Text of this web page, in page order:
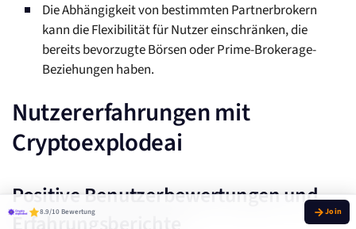
Die Abhängigkeit von bestimmten Partnerbrokern
kann die Flexibilität für Nutzer einschränken, die
bereits bevorzugte Börsen oder Prime-Brokerage-
Beziehungen haben.
Nutzererfahrungen mit
Cryptoexplodeai
Positive Benutzerbewertungen und
8.9/10 Bewertung